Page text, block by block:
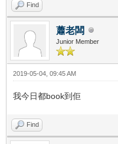
Find
蕭老闆
Junior Member
2019-05-04, 09:45 AM
我今日都book到佢
Find